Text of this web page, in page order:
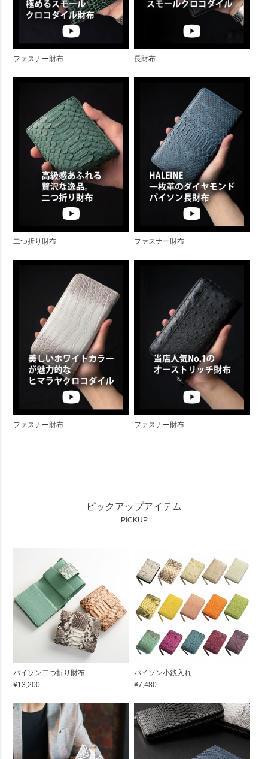
ファスナー財布 長財布
二つ折り財布 ファスナー財布
ファスナー財布 ファスナー財布
ピックアップアイテム
PICKUP
パイソン二つ折り財布
¥13,200
パイソン小銭入れ
¥7,480